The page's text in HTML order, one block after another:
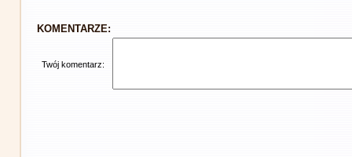
KOMENTARZE:
Twój komentarz: